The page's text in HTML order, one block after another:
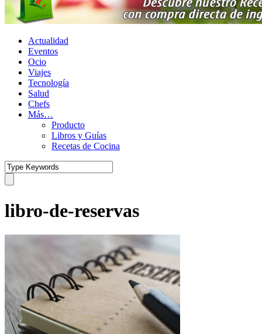
Actualidad
Eventos
Ocio
Viajes
Tecnología
Salud
Chefs
Más…
Producto
Libros y Guías
Recetas de Cocina
libro-de-reservas